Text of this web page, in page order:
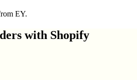
EY.
with Shopify